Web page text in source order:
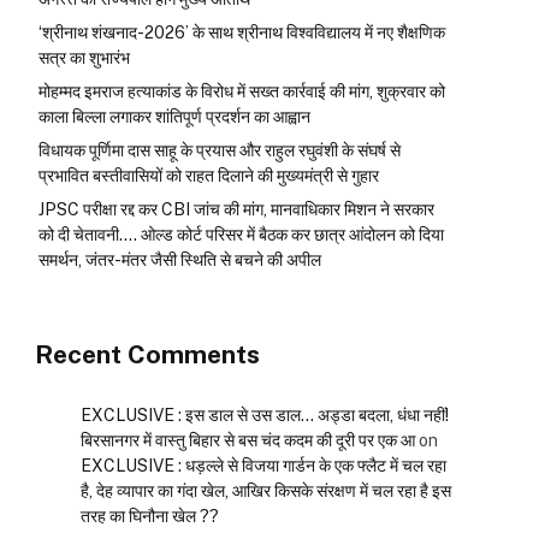
‘श्रीनाथ शंखनाद-2026’ के साथ श्रीनाथ विश्वविद्यालय में नए शैक्षणिक
सत्र का शुभारंभ
मोहम्मद इमराज हत्याकांड के विरोध में सख्त कार्रवाई की मांग, शुक्रवार को
काला बिल्ला लगाकर शांतिपूर्ण प्रदर्शन का आह्वान
विधायक पूर्णिमा दास साहू के प्रयास और राहुल रघुवंशी के संघर्ष से
प्रभावित बस्तीवासियों को राहत दिलाने की मुख्यमंत्री से गुहार
JPSC परीक्षा रद्द कर CBI जांच की मांग, मानवाधिकार मिशन ने सरकार
को दी चेतावनी…. ओल्ड कोर्ट परिसर में बैठक कर छात्र आंदोलन को दिया
समर्थन, जंतर-मंतर जैसी स्थिति से बचने की अपील
Recent Comments
EXCLUSIVE : इस डाल से उस डाल… अड्डा बदला, धंधा नहीं!
बिरसानगर में वास्तु बिहार से बस चंद कदम की दूरी पर एक आon
EXCLUSIVE : धड़ल्ले से विजया गार्डन के एक फ्लैट में चल रहा
है, देह व्यापार का गंदा खेल, आखिर किसके संरक्षण में चल रहा है इस
तरह का घिनौना खेल ??